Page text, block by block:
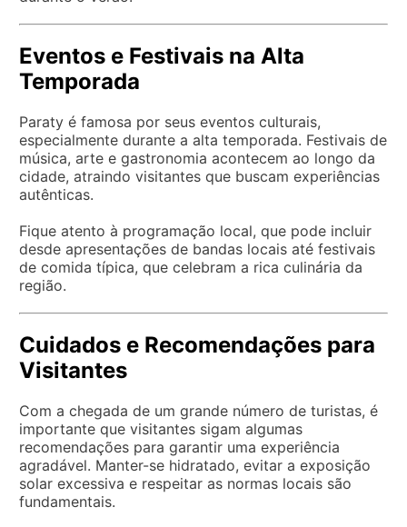
Eventos e Festivais na Alta
Temporada
Paraty é famosa por seus eventos culturais,
especialmente durante a alta temporada. Festivais de
música, arte e gastronomia acontecem ao longo da
cidade, atraindo visitantes que buscam experiências
autênticas.
Fique atento à programação local, que pode incluir
desde apresentações de bandas locais até festivais
de comida típica, que celebram a rica culinária da
região.
Cuidados e Recomendações para
Visitantes
Com a chegada de um grande número de turistas, é
importante que visitantes sigam algumas
recomendações para garantir uma experiência
agradável. Manter-se hidratado, evitar a exposição
solar excessiva e respeitar as normas locais são
fundamentais.